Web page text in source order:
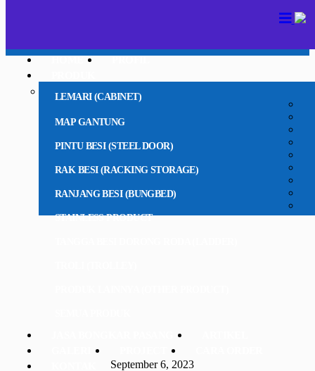
LEMARI (CABINET)
MAP GANTUNG
PINTU BESI (STEEL DOOR)
RAK BESI (RACKING STORAGE)
RANJANG BESI (BUNGBED)
STAINLESS PRODUCT
September 6, 2023